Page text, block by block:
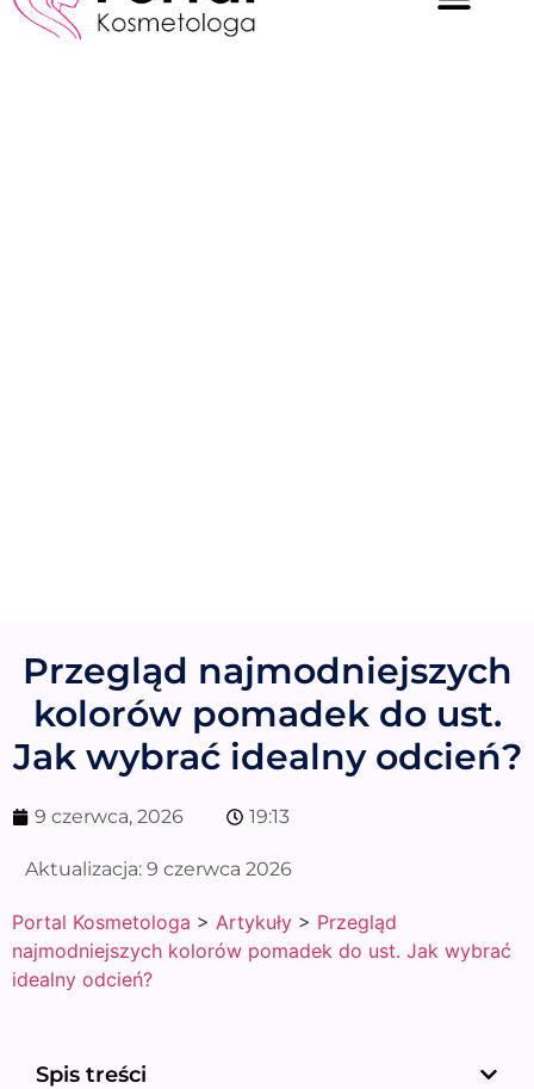
Przegląd najmodniejszych
kolorów pomadek do ust.
Jak wybrać idealny odcień?
9 czerwca, 2026 19:13
Aktualizacja: 9 czerwca 2026
Portal Kosmetologa > Artykuły > Przegląd
najmodniejszych kolorów pomadek do ust. Jak wybrać
idealny odcień?
Spis treści